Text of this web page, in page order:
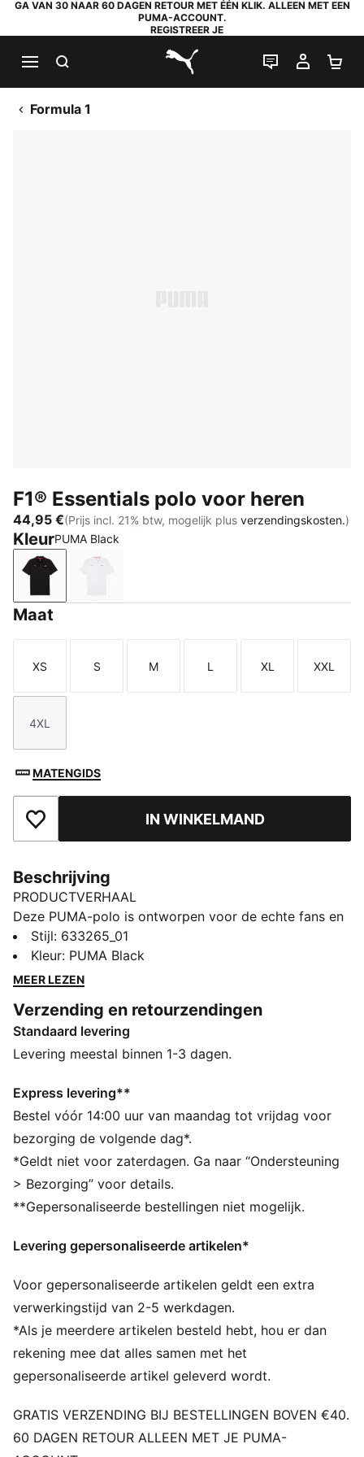
GA VAN 30 NAAR 60 DAGEN RETOUR MET ÉÉN KLIK. ALLEEN MET EEN
PUMA-ACCOUNT.
REGISTREER JE
PUMA.com
LIVE CHAT
MIJN
Formula 1
F1® Essentials polo voor heren
44,95 €(Prijs incl. 21% btw, mogelijk plus verzendingskosten.)
KleurPUMA Black
Maat
Maat
XS
Maat
S
Maat
M
Maat
L
Maat
XL
Maat
XXL
Maat
4XL
MATENGIDS
Toegevoegd aan favorietenIN WINKELMAND
Beschrijving
PRODUCTVERHAAL
Deze PUMA-polo is ontworpen voor de echte fans en
heeft een normale pasvorm, een ribkraag en een
knoopsluiting met drie knopen. De opvallende F1®- en
PUMA Cat-logo's op de borstafdruk geven je
maak een statement, waar je ook gaat!
ALLE INS EN OUTS
Gemaakt met minstens 20% gerecycled katoen
Normale pasvorm
Hoofdmateriaal 2: Single jersey
Normale lengte
Polokraag
Knoopsluiting
Korte mouwen
F1®-logo en PUMA Cat-logo op de borst
Stijl: 633265_01
Kleur: PUMA Black
MEER LEZEN
Verzending en retourzendingen
Standaard levering
Levering meestal binnen 1-3 dagen.
Express levering**
Bestel vóór 14:00 uur van maandag tot vrijdag voor
bezorging de volgende dag*.
*Geldt niet voor zaterdagen. Ga naar “Ondersteuning
> Bezorging” voor details.
**Gepersonaliseerde bestellingen niet mogelijk.
Levering gepersonaliseerde artikelen*
Voor gepersonaliseerde artikelen geldt een extra
verwerkingstijd van 2-5 werkdagen.
*Als je meerdere artikelen besteld hebt, hou er dan
rekening mee dat alles samen met het
gepersonaliseerde artikel geleverd wordt.
GRATIS VERZENDING BIJ BESTELLINGEN BOVEN €40.
60 DAGEN RETOUR ALLEEN MET JE PUMA-